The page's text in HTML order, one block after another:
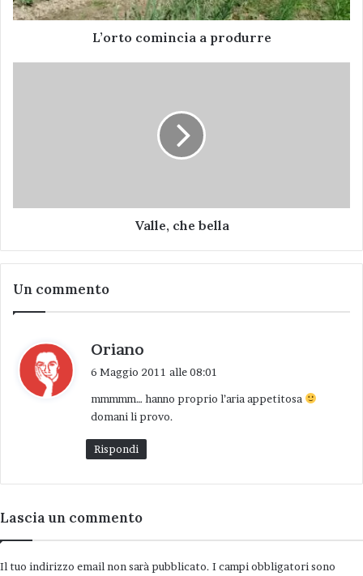
L’orto comincia a produrre
Valle, che bella
Un commento
Oriano
e
t
t
o
6 Maggio 2011 alle 08:01
mmmmm… hanno proprio l’aria appetitosa
domani li provo.
Rispondi
Lascia un commento
Il tuo indirizzo email non sarà pubblicato. I campi obbligatori sono